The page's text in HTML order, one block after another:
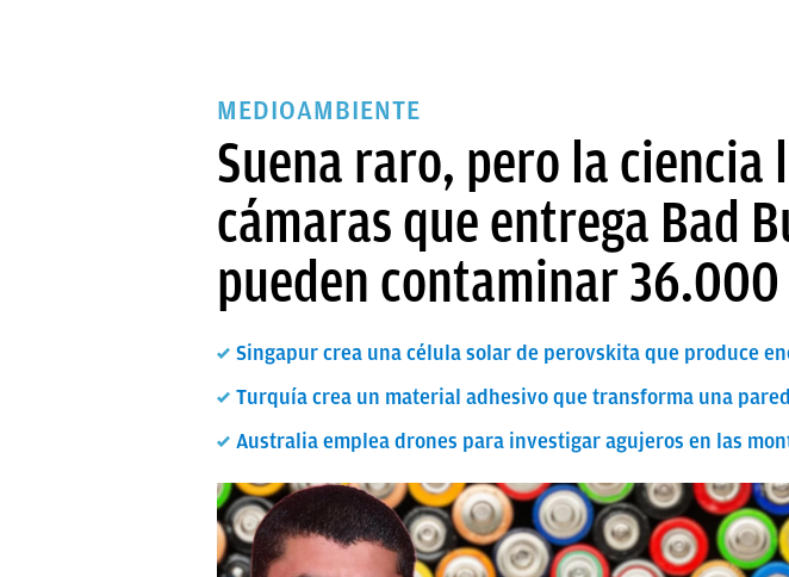
MEDIOAMBIENTE
Suena raro, pero la ciencia
cámaras que entrega Bad
pueden contaminar
Singapur crea una célula solar de perovskita que produce
Turquía crea un material adhesivo que transforma una
Australia emplea drones para investigar agujeros en las